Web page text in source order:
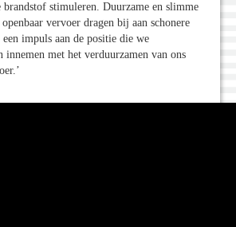
brandstof stimuleren. Duurzame en slimme
vervoer dragen bij aan schonere
impuls aan de positie die we
met het verduurzamen van ons